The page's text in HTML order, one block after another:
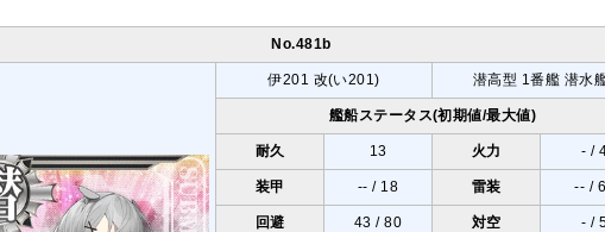
No.481b
伊201 改(い201) 潜高型 1番艦 潜水
艦船ステータス(初期値/最大値)
耐久 13 火力 - /
装甲 -- / 18 雷装 -- /
回避 43 / 80 対空 - /